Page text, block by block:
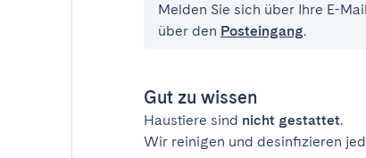
Melden Sie sich über Ihre E-
über den Posteingang.
Gut zu wissen
Haustiere sind nicht gestattet.
Wir reinigen und desinfizieren